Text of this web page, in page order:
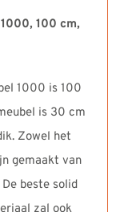
100 cm,
1000 is 100
is 30 cm
Zowel het
gemaakt van
beste solid
zal ook